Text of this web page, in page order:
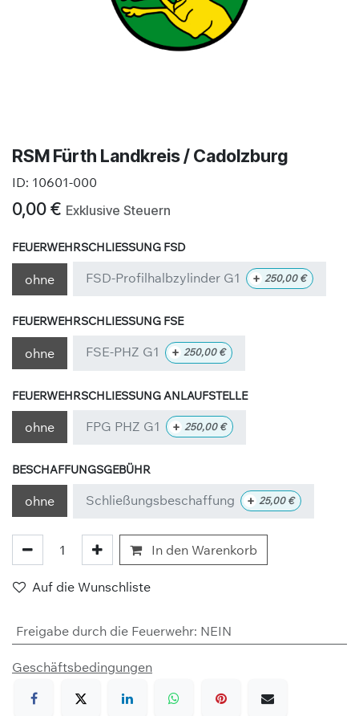
RSM Fürth Landkreis / Cadolzburg
ID: 10601-000
0,00€ Exklusive Steuern
FEUERWEHRSCHLIESSUNG FSD
ohne FSD-Profilhalbzylinder G1 + 250,00€
FEUERWEHRSCHLIESSUNG FSE
ohne FSE-PHZ G1 + 250,00€
FEUERWEHRSCHLIESSUNG ANLAUFSTELLE
ohne FPG PHZ G1 + 250,00€
BESCHAFFUNGSGEBÜHR
ohne Schließungsbeschaffung + 25,00€
In den Warenkorb
Auf die Wunschliste
Freigabe durch die Feuerwehr: NEIN
Geschäftsbedingungen